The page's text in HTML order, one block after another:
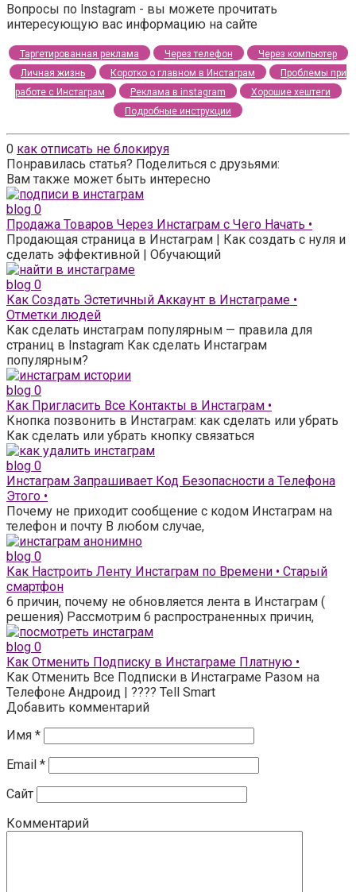
Вопросы по Instagram - вы можете прочитать
интересующую вас информацию на сайте
Таргетированная реклама Через телефон
Через компьютер
Личная жизнь
Коротко о главном в Инстаграм
Проблемы при
работе с Инстаграм
Реклама в instagram
Хорошие хештеги
Подробные инструкции
0 как отписать не блокируя
Понравилась статья? Поделиться с друзьями:
Вам также может быть интересно
blog 0
Продажа Товаров Через Инстаграм с Чего Начать •
Продающая страница в Инстаграм | Как создать с нуля и
сделать эффективной | Обучающий
blog 0
Как Создать Эстетичный Аккаунт в Инстаграме •
Отметки людей
Как сделать инстаграм популярным — правила для
страниц в Instagram Как сделать Инстаграм
популярным?
blog 0
Как Пригласить Все Контакты в Инстаграм •
Кнопка позвонить в Инстаграм: как сделать или убрать
Как сделать или убрать кнопку связаться
blog 0
Инстаграм Запрашивает Код Безопасности а Телефона
Этого •
Почему не приходит сообщение с кодом Инстаграм на
телефон и почту В любом случае,
blog 0
Как Настроить Ленту Инстаграм по Времени • Старый
смартфон
6 причин, почему не обновляется лента в Инстаграм (
решения) Рассмотрим 6 распространенных причин,
blog 0
Как Отменить Подписку в Инстаграме Платную •
Как Отменить Все Подписки в Инстаграме Разом на
Телефоне Андроид | ???? Tell Smart
Добавить комментарий
Имя *
Email *
Сайт
Комментарий